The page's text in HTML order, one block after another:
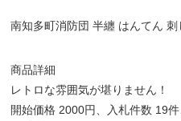
南知多町消防団 半纏 はんてん
商品詳細
レトロな雰囲気が堪りません！
開始価格 2000円、入札件数 19